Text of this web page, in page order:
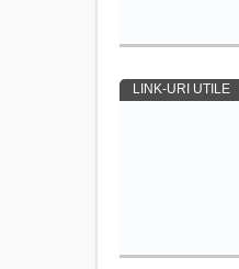
LINK-URI UTILE